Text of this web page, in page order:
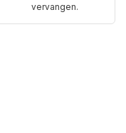
vervangen.